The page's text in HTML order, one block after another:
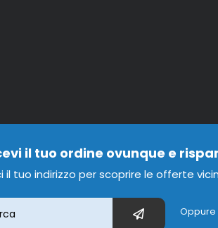
il tuo ordine ovunque e
il tuo indirizzo per scoprire le offerte
Oppure